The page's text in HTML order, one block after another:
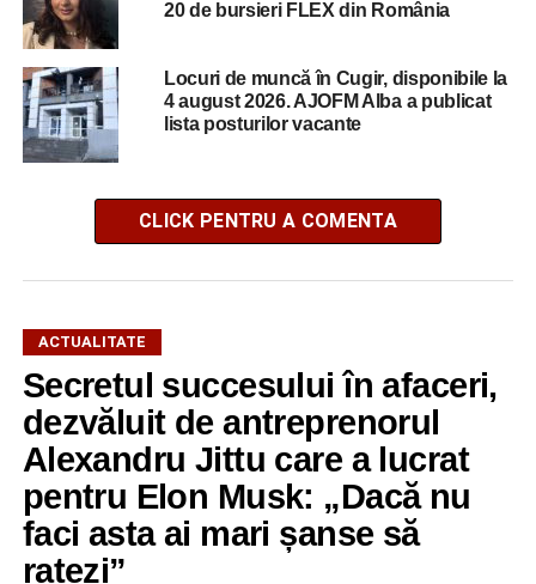
20 de bursieri FLEX din România
Locuri de muncă în Cugir, disponibile la
4 august 2026. AJOFM Alba a publicat
lista posturilor vacante
CLICK PENTRU A COMENTA
ACTUALITATE
Secretul succesului în afaceri,
dezvăluit de antreprenorul
Alexandru Jittu care a lucrat
pentru Elon Musk: „Dacă nu
faci asta ai mari șanse să
ratezi”